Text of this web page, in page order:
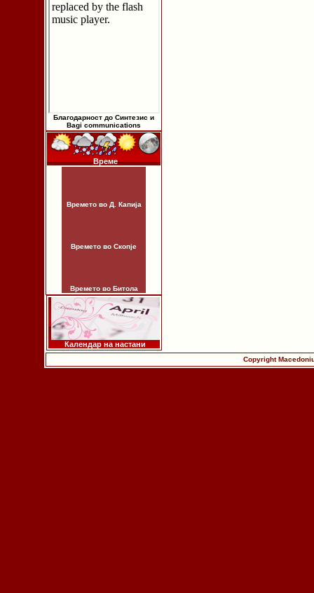
Благодарност до Синтезис и
Bagi communications
Време
Времето во Д. Капија
Времето во Скопје
Времето во Битола
Календар на настани
Copyright